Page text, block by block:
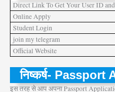
Direct Link To Get Your User ID
Online Apply
Student Login
join my telegram
Official Website
निष्कर्ष-
इस तरह से आप अपना Passport